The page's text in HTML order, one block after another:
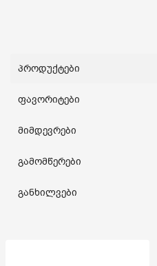
საბავშვო
პროდუქტები
ფავორიტები
მიმდევრები
გამომწერები
განხილვები